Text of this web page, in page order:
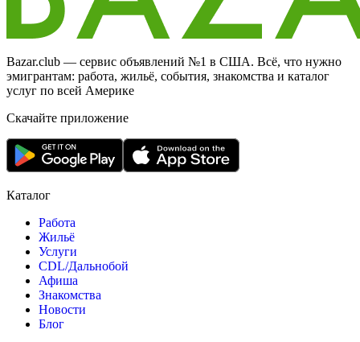
Bazar.club — сервис объявлений №1 в США. Всё, что нужно
эмигрантам: работа, жильё, события, знакомства и каталог
услуг по всей Америке
Скачайте приложение
Каталог
Работа
Жильё
Услуги
CDL/Дальнобой
Афиша
Знакомства
Новости
Блог